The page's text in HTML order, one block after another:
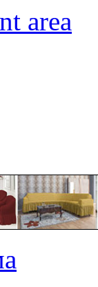
area